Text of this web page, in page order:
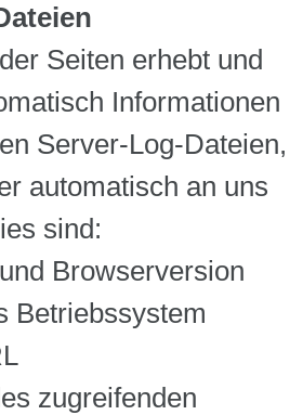
Seiten erhebt und
Informationen
Server-Log-Dateien,
automatisch an uns
sind:
Browserversion
Betriebssystem
zugreifenden